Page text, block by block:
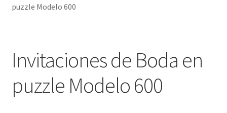
Palo? Comparativa, Ventajas y Preguntas
Frecuentes
Carrito
puzzle Modelo 600
Invitaciones de Boda en
puzzle Modelo 600